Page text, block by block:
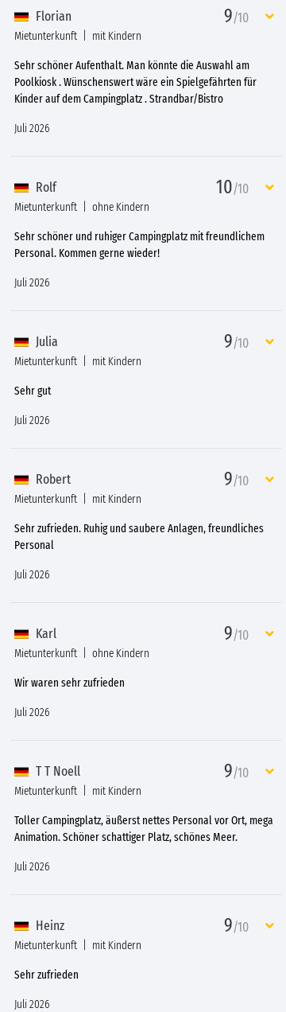
Florian 9/10
Mietunterkunft mit Kindern
Sehr schöner Aufenthalt. Man könnte die Auswahl am
Poolkiosk . Wünschenswert wäre ein Spielgefährten für
Kinder auf dem Campingplatz . Strandbar/Bistro
Juli 2026
Rolf 10/10
Mietunterkunft ohne Kindern
Sehr schöner und ruhiger Campingplatz mit freundlichem
Personal. Kommen gerne wieder!
Juli 2026
Julia 9/10
Mietunterkunft mit Kindern
Sehr gut
Juli 2026
Robert 9/10
Mietunterkunft mit Kindern
Sehr zufrieden. Ruhig und saubere Anlagen, freundliches
Personal
Juli 2026
Karl 9/10
Mietunterkunft ohne Kindern
Wir waren sehr zufrieden
Juli 2026
T T Noell 9/10
Mietunterkunft mit Kindern
Toller Campingplatz, äußerst nettes Personal vor Ort, mega
Animation. Schöner schattiger Platz, schönes Meer.
Juli 2026
Heinz 9/10
Mietunterkunft mit Kindern
Sehr zufrieden
Juli 2026